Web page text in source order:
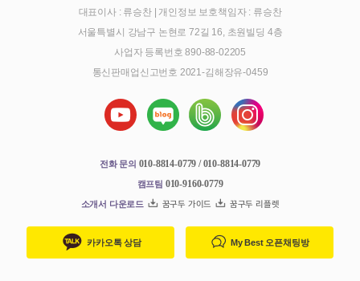
대표이사 : 류승찬| 개인정보 보호책임자 : 류승찬
서울특별시 강남구 논현로 72길 16, 초원빌딩 4층
사업자 등록번호 890-88-02205
통신판매업신고번호 2021-김해장유-0459
전화 문의 010-8814-0779 / 010-8814-0779
캠프팀 010-9160-0779
소개서 다운로드 꿈구두 가이드 꿈구두 리플렛
카카오톡 상담 My Best 오픈채팅방